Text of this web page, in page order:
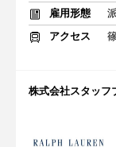
雇用形態
アクセス
株式会社スタッフ